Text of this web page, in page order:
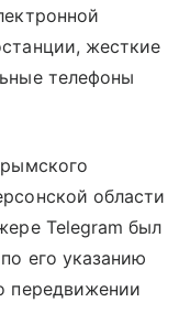
жесткие
телефоны
области
Telegram был
его указанию
передвижении